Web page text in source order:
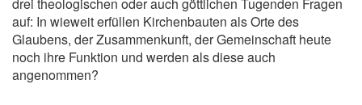
auf: In wieweit erfüllen Kirchenbauten als Orte des
Glaubens, der Zusammenkunft, der Gemeinschaft heute
noch ihre Funktion und werden als diese auch
angenommen?